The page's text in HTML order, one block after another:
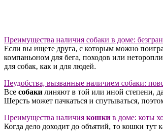
Преимущества наличия собаки в доме:
Если вы ищете друга, с которым можно
компаньоном для бега, походов или
для собак, как и для людей.
Неудобства, вызванные наличием собаки:
Все собаки линяют в той или иной степени,
Шерсть может пачкаться и спутываться,
Преимущества наличия кошки в доме: коты
Когда дело доходит до объятий, то кошки тут